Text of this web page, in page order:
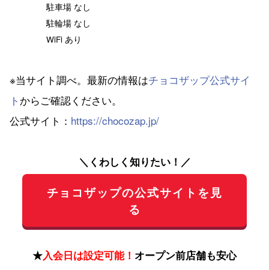
駐車場 なし
駐輪場 なし
WiFi あり
※当サイト調べ。最新の情報はチョコザップ公式サイ
ト からご確認ください。
公式サイト： https://chocozap.jp/
＼くわしく知りたい！／
チョコザップの公式サイトを見
る
★入会日は設定可能！ オープン前店舗も安心